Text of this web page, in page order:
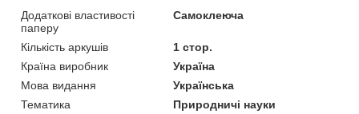
Додаткові властивості
паперу
Самоклеюча
Кількість аркушів
1 стор.
Країна виробник
Україна
Мова видання
Українська
Тематика
Природничі науки